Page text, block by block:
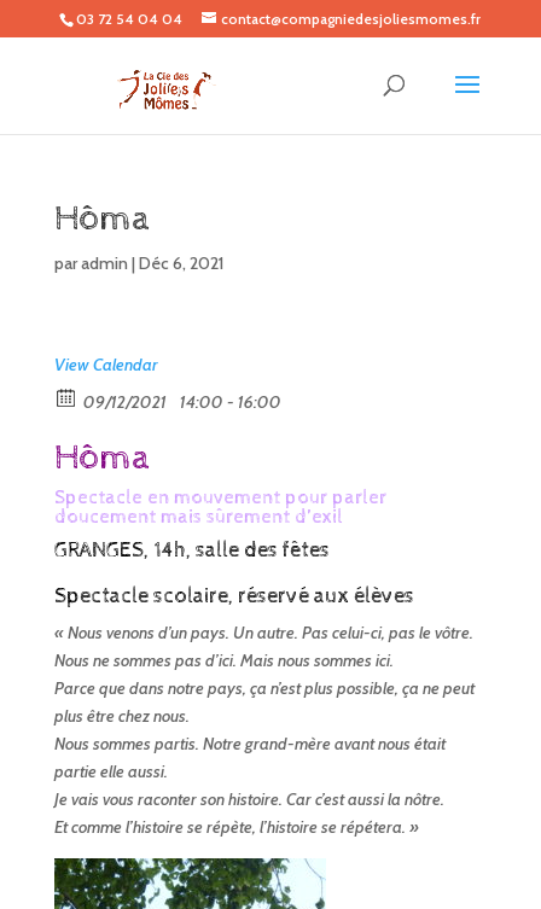
03 72 54 04 04 contact@compagniedesjoliesmomes.fr
Hôma
paradmin |Déc 6, 2021
View Calendar
09/12/2021
14:00 - 16:00
Hôma
Spectacle en mouvement pour parler
doucement mais sûrement d’exil
GRANGES, 14h, salle des fêtes
Spectacle scolaire, réservé aux élèves
« Nous venons d’un pays. Un autre. Pas celui-ci, pas le vôtre.
Nous ne sommes pas d’ici. Mais nous sommes ici.
Parce que dans notre pays, ça n’est plus possible, ça ne peut
plus être chez nous.
Nous sommes partis. Notre grand-mère avant nous était
partie elle aussi.
Je vais vous raconter son histoire. Car c’est aussi la nôtre.
Et comme l’histoire se répète, l’histoire se répétera. »